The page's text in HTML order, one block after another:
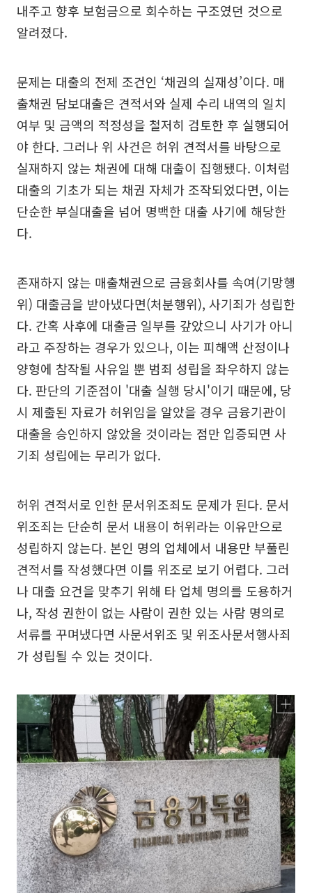
내주고 향후 보험금으로 회수하는 구조였던 것으로
알려졌다.
문제는 대출의 전제 조건인 ‘채권의 실재성’이다. 매
출채권 담보대출은 견적서와 실제 수리 내역의 일치
여부 및 금액의 적정성을 철저히 검토한 후 실행되어
야 한다. 그러나 위 사건은 허위 견적서를 바탕으로
실재하지 않는 채권에 대해 대출이 집행됐다. 이처럼
대출의 기초가 되는 채권 자체가 조작되었다면, 이는
단순한 부실대출을 넘어 명백한 대출 사기에 해당한
다.
존재하지 않는 매출채권으로 금융회사를 속여(기망행
위) 대출금을 받아냈다면(처분행위), 사기죄가 성립한
다. 간혹 사후에 대출금 일부를 갚았으니 사기가 아니
라고 주장하는 경우가 있으나, 이는 피해액 산정이나
양형에 참작될 사유일 뿐 범죄 성립을 좌우하지 않는
다. 판단의 기준점이 '대출 실행 당시'이기 때문에, 당
시 제출된 자료가 허위임을 알았을 경우 금융기관이
대출을 승인하지 않았을 것이라는 점만 입증되면 사
기죄 성립에는 무리가 없다.
허위 견적서로 인한 문서위조죄도 문제가 된다. 문서
위조죄는 단순히 문서 내용이 허위라는 이유만으로
성립하지 않는다. 본인 명의 업체에서 내용만 부풀린
견적서를 작성했다면 이를 위조로 보기 어렵다. 그러
나 대출 요건을 맞추기 위해 타 업체 명의를 도용하거
나, 작성 권한이 없는 사람이 권한 있는 사람 명의로
서류를 꾸며냈다면 사문서위조 및 위조사문서행사죄
가 성립될 수 있는 것이다.